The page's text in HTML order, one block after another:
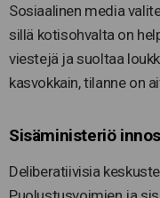
Sosiaalinen media
sillä kotisohvalta on
viestejä ja suoltaa
kasvokkain, tilanne on
Sisäministeriö
Deliberatiivisia